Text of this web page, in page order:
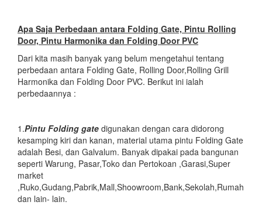
Apa Saja Perbedaan antara Folding Gate, Pintu Rolling
Door, Pintu Harmonika dan Folding Door PVC
Dari kita masih banyak yang belum mengetahui tentang
perbedaan antara Folding Gate, Rolling Door,Rolling Grill
Harmonika dan Folding Door PVC. Berikut ini ialah
perbedaannya :
1.Pintu Folding gate digunakan dengan cara didorong
kesamping kiri dan kanan, material utama pintu Folding Gate
adalah Besi, dan Galvalum. Banyak dipakai pada bangunan
seperti Warung, Pasar,Toko dan Pertokoan ,Garasi,Super
market
,Ruko,Gudang,Pabrik,Mall,Shoowroom,Bank,Sekolah,Rumah
dan lain- lain.